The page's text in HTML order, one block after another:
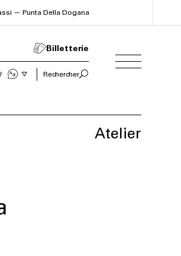
— Punta Della Dogana
Billetterie
Rechercher
Atelier